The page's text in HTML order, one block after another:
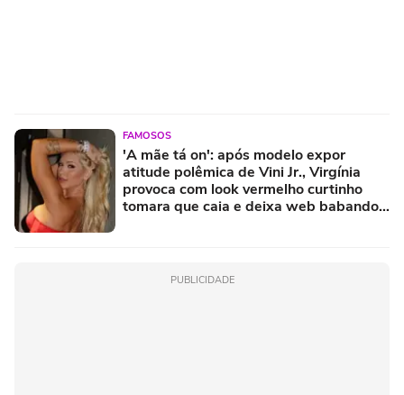
FAMOSOS
'A mãe tá on': após modelo expor
atitude polêmica de Vini Jr., Virgínia
provoca com look vermelho curtinho
tomara que caia e deixa web babando.
PUBLICIDADE